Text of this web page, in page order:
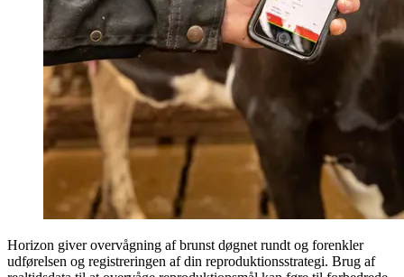
Horizon giver overvågning af brunst døgnet rundt og forenkler
udførelsen og registreringen af din reproduktionsstrategi. Brug af